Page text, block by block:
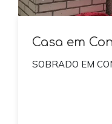
Casa em
SOBRADO EM